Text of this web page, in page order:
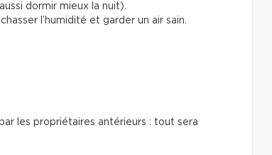
dormir mieux la nuit).
l’humidité et garder un air sain.
les propriétaires antérieurs : tout sera